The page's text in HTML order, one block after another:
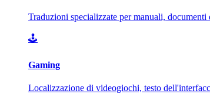
Traduzioni specializzate per manuali,
🕹️
Gaming
Localizzazione di videogiochi, testo